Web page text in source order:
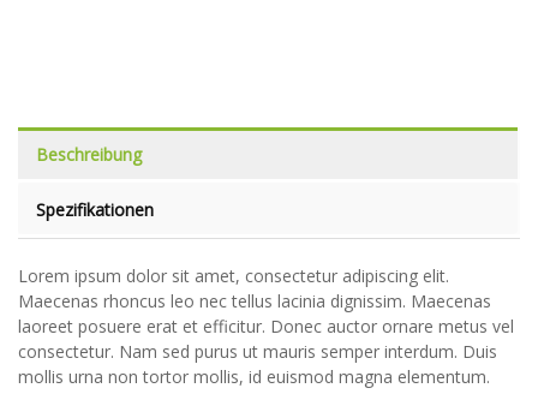
Beschreibung
Spezifikationen
Lorem ipsum dolor sit amet, consectetur adipiscing elit.
Maecenas rhoncus leo nec tellus lacinia dignissim. Maecenas
laoreet posuere erat et efficitur. Donec auctor ornare metus vel
consectetur. Nam sed purus ut mauris semper interdum. Duis
mollis urna non tortor mollis, id euismod magna elementum.